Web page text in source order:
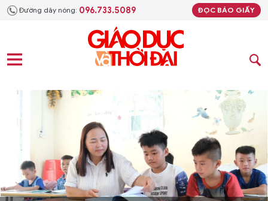
Đường dây nóng: 096.733.5089 ĐỌC BÁO GIẤY